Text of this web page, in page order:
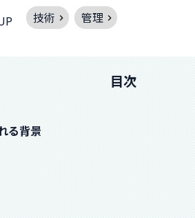
技術 管理
目次
る背景